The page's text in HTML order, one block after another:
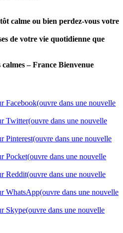
calme ou bien perdez-vous votre
de votre vie quotidienne que
– France Bienvenue
Facebook(ouvre dans une nouvelle
Twitter(ouvre dans une nouvelle
Pinterest(ouvre dans une nouvelle
Pocket(ouvre dans une nouvelle
Reddit(ouvre dans une nouvelle
WhatsApp(ouvre dans une nouvelle
Skype(ouvre dans une nouvelle